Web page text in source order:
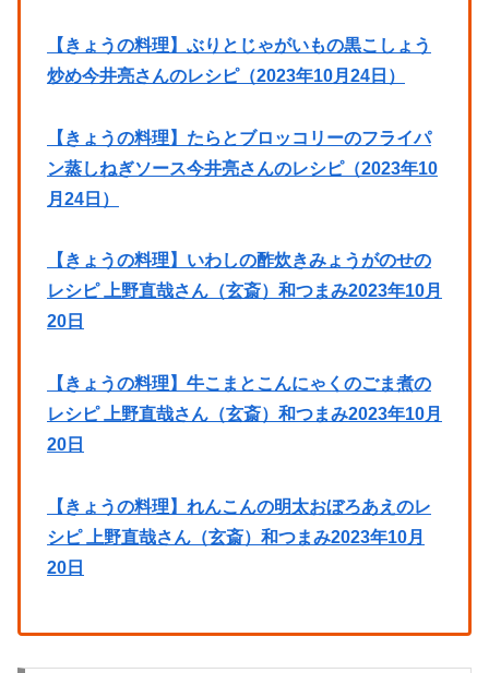
【きょうの料理】ぶりとじゃがいもの黒こしょう
炒め今井亮さんのレシピ（2023年10月24日）
【きょうの料理】たらとブロッコリーのフライパ
ン蒸しねぎソース今井亮さんのレシピ（2023年10
月24日）
【きょうの料理】いわしの酢炊きみょうがのせの
レシピ 上野直哉さん（玄斎）和つまみ2023年10月
20日
【きょうの料理】牛こまとこんにゃくのごま煮の
レシピ 上野直哉さん（玄斎）和つまみ2023年10月
20日
【きょうの料理】れんこんの明太おぼろあえのレ
シピ 上野直哉さん（玄斎）和つまみ2023年10月
20日